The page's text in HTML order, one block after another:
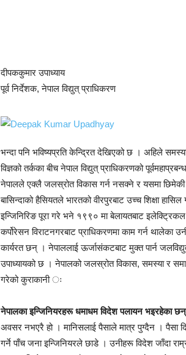
दीपककुमार उपाध्याय
पूर्व निर्देशक, नेपाल विद्युत् प्राधिकरण
भन्दा पनि भविष्यप्रति केन्द्रित देखिएको छ । अहिले
विज्ञको तर्कका बीच नेपाल विद्युत् प्राधिकरणको
नेपालले एक्लै जलस्रोत विकास गर्न नसक्ने र यसमा
बासिन्दाको हैसियतले भारतको वीरपुरबाट उच्च शिक्षा
इन्जिनिरिङ पूरा गरे भने १९९० मा बेलायतबाट
कर्पोरेसन विराटनगरबाट प्राधिकरणमा काम गर्न थालेका
कार्यरत छन् । नेपाललाई ऊर्जासंकटबाट मुक्त पार्न
उपाध्यायको छ । नेपालको जलस्रोत विकास, समस्या र
गरेको कुराकानी ः
नेपालका इन्जिनियरहरू धमाधम विदेश पलायन भइरहेका
अवसर नभएरै हो । मानिसलाई पैसाले मात्र पुग्दैन । पैसा
गर्ने पाँच जना इन्जिनियरले छाडे । उनीहरू विदेश जाँदा